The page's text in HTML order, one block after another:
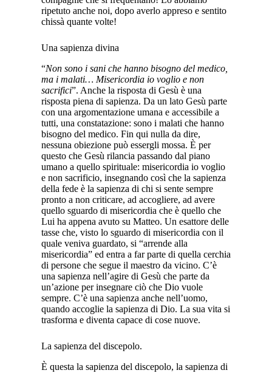
ripetuto anche noi, dopo averlo appreso e sentito
chissà quante volte!
Una sapienza divina
“Non sono i sani che hanno bisogno del medico,
ma i malati… Misericordia io voglio e non
sacrifici”. Anche la risposta di Gesù è una
risposta piena di sapienza. Da un lato Gesù parte
con una argomentazione umana e accessibile a
tutti, una constatazione: sono i malati che hanno
bisogno del medico. Fin qui nulla da dire,
nessuna obiezione può essergli mossa. È per
questo che Gesù rilancia passando dal piano
umano a quello spirituale: misericordia io voglio
e non sacrificio, insegnando così che la sapienza
della fede è la sapienza di chi si sente sempre
pronto a non criticare, ad accogliere, ad avere
quello sguardo di misericordia che è quello che
Lui ha appena avuto su Matteo. Un esattore delle
tasse che, visto lo sguardo di misericordia con il
quale veniva guardato, si “arrende alla
misericordia” ed entra a far parte di quella cerchia
di persone che segue il maestro da vicino. C’è
una sapienza nell’agire di Gesù che parte da
un’azione per insegnare ciò che Dio vuole
sempre. C’è una sapienza anche nell’uomo,
quando accoglie la sapienza di Dio. La sua vita si
trasforma e diventa capace di cose nuove.
La sapienza del discepolo.
È questa la sapienza del discepolo, la sapienza di